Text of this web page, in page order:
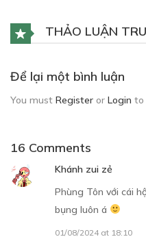
THẢO LUẬN
Để lại một bình luận
You must Register or Login to
16 Comments
Khánh zui zẻ
Phùng Tôn với cái
bụng luôn á
01/08/2024 at 18:10